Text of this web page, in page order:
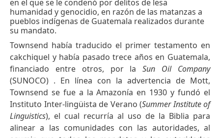
en el que se le condenó por delitos de lesa
humanidad y genocidio, en razón de las matanzas a
pueblos indígenas de Guatemala realizados durante
su mandato.
Townsend había traducido el primer testamento en
cakchiquel y había pasado trece años en Guatemala,
financiado entre otros, por laSun Oil Company
(SUNOCO) . En línea con la advertencia de Mott,
Townsend se fue a la Amazonía en 1930 y fundó el
Instituto Inter-lingüista de Verano (Summer Institute of
Linguistics), el cual recurría al uso de la Biblia para
alinear a las comunidades con las autoridades, al